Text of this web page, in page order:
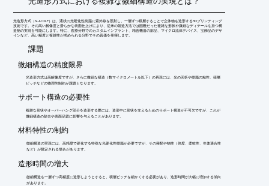
光造形方式（SLA/DLP）は、液状の光硬化性樹脂に紫外線を照射し、一層ずつ積層することで立体物を造形する3Dプリンティング
技術です。その高い解像度と滑らかな表面仕上げにより、従来の製造方法では困難だった複雑な形状や微細なディテールを持つ構
造物の実現を可能にします。特に、医療分野でのカスタムインプラント、精密機器の部品、マイクロ流体デバイス、宝飾品のデザ
インなど、高い精度と複雑性が求められる分野でその真価を発揮します。
​課題
微細構造の精度限界
光造形方式は高解像度ですが、さらに微細な構造（数マイクロメートル以下）の再現には、光の回折や樹脂の粘性、積層
ピッチなどの物理的制約が課題となります。
サポート構造の必要性
複雑な形状やオーバーハング部分を造形する際には、造形中に形状を支えるためのサポート構造が不可欠ですが、これが
微細構造の除去や表面品質に影響を与えることがあります。
材料特性の制約
微細構造の実現には、高精度で硬化する特殊な光硬化性樹脂が必要ですが、その種類や物性（強度、柔軟性、生体適合性
など）が限定される場合があります。
造形時間の増大
微細構造を一層ずつ高精度に造形しようとすると、積層ピッチを細かくする必要があり、造形時間が大幅に増加する傾向
があります。